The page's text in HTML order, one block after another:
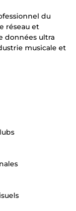
du
réseau et
données ultra
musicale et